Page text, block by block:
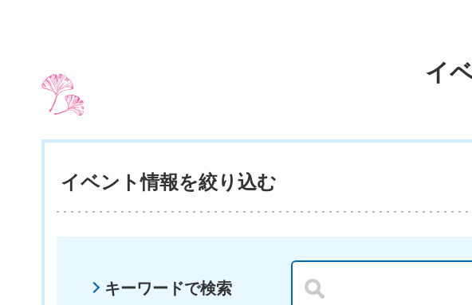
イ
イベント情報を絞り込む
キーワードで検索